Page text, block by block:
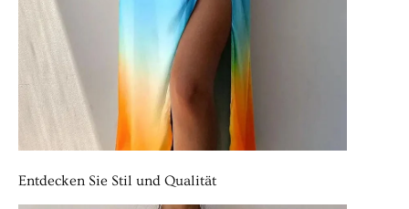
Entdecken Sie Stil und Qualität